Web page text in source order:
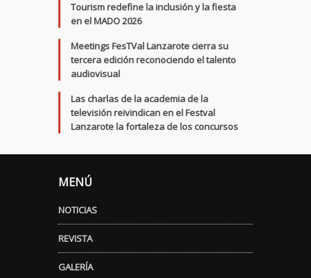
Tourism redefine la inclusión y la fiesta
en el MADO 2026
Meetings FesTVal Lanzarote cierra su
tercera edición reconociendo el talento
audiovisual
Las charlas de la academia de la
televisión reivindican en el Festval
Lanzarote la fortaleza de los concursos
MENÚ
NOTICIAS
REVISTA
GALERÍA